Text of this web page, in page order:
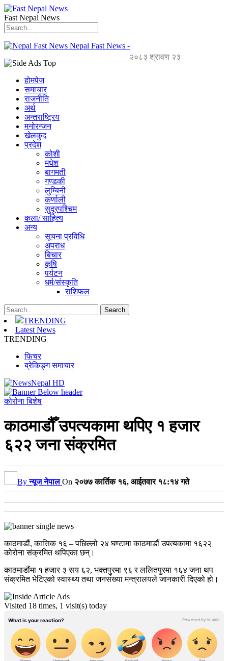
Fast Nepal News
Nepal Fast News -
२०८३ श्रावण २३
होमपेज
समाचार
राजनीति
अर्थ
अन्तराष्ट्रिय
मनोरन्जन
खेलकुद
प्रदेश
कोशी
मधेश
बागमती
गण्डकी
लुम्बिनी
कर्णाली
सुदूरपश्चिम
कला/ साहित्य
अन्य
सूचना प्रविधि
अपराध
बिचार
कृषि
पर्यटन
धर्म/संस्कृति
राशिफल
TRENDING
Latest News
TRENDING
फिचर
ब्रेकिङ्ग समाचार
कोरोना बिशेष
काठमाडौँ उपत्यकामा थपिए १ हजार
६२२ जना संक्रमित
Byन्यूज नेपाल On २०७७ कार्तिक १६, आईतवार १८:१४ गते
काठमाडौं, कात्तिक १६ – पछिल्लो २४ घण्टामा काठमाडौं उपत्यकामा १६२२
कोरोना संक्रमित थपिएका छन्।
काठमाडौंमा १ हजार ३ सय ६२, भक्तपुरमा ९६ र ललितपुरमा १६४ जना थप
संक्रमित भेटिएको स्वास्थ्य तथा जनसंख्या मन्त्रालयले जानकारी दिएको हो।
Visited 18 times, 1 visit(s) today